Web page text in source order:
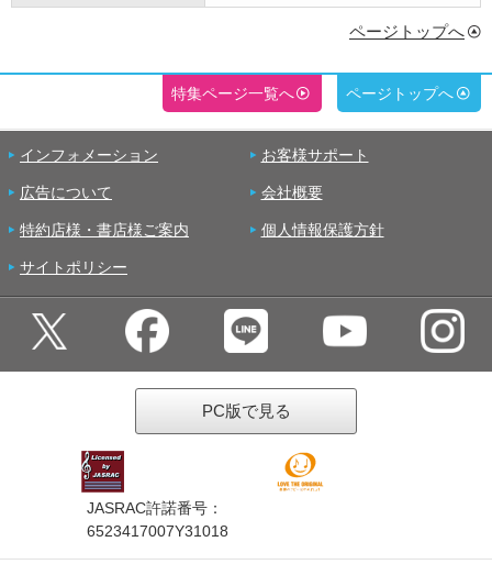
ページトップへ
特集ページ一覧へ ページトップへ
インフォメーション お客様サポート
広告について 会社概要
特約店様・書店様ご案内 個人情報保護方針
サイトポリシー
PC版で見る
JASRAC許諾番号：
6523417007Y31018